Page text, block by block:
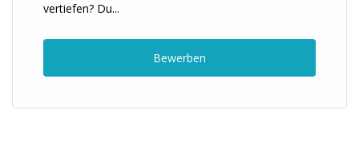
vertiefen? Du...
Bewerben